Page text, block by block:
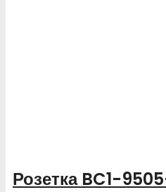
Розетка BC1-